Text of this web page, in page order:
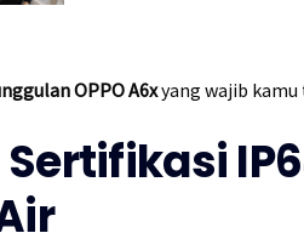
OPPO A6xyang wajib kamu
Sertifikasi